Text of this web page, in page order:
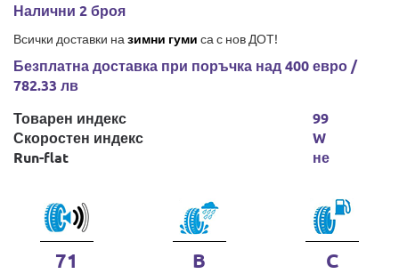
Налични 2 броя
Всички доставки на зимни гуми са с нов ДОТ!
Безплатна доставка при поръчка над 400 евро /
782.33 лв
Товарен индекс
Скоростен индекс
Run-flat
99
W
не
71 B C